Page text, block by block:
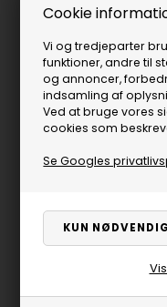
Cookie
Vi og tredjeparter
funktioner, andre til
og annoncer,
indsamling af
Ved at bruge vores
cookies som
Se Googles